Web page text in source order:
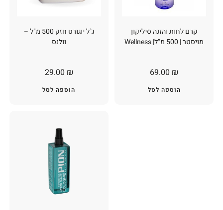
ג`ל יוגורט חזק 500 מ"ל –
וולנס
29.00 ₪
הוספה לסל
קרם לחות והזנה סיליקון
מויסטר | 500 מ”ל| Wellness
69.00 ₪
הוספה לסל